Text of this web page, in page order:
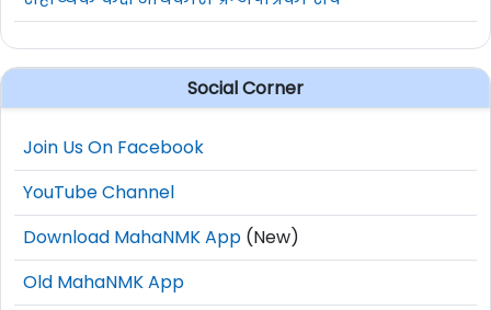
Social Corner
Join Us On Facebook
YouTube Channel
Download MahaNMK App (New)
Old MahaNMK App